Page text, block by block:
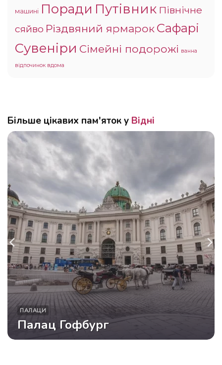
машині Поради Путівник Північне
сяйво Різдвяний ярмарокСафарі
Сувеніри Сімейні подорожі ванна
відпочинок вдома
Більше цікавих пам'яток у Відні
ПАЛАЦИ
Палац Гофбург